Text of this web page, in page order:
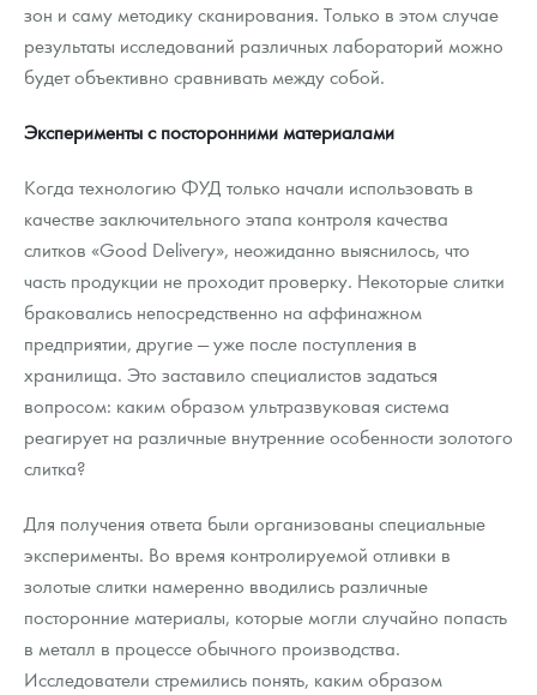
зон и саму методику сканирования. Только в этом случае
результаты исследований различных лабораторий можно
будет объективно сравнивать между собой.
Эксперименты с посторонними материалами
Когда технологию ФУД только начали использовать в
качестве заключительного этапа контроля качества
слитков «Good Delivery», неожиданно выяснилось, что
часть продукции не проходит проверку. Некоторые слитки
браковались непосредственно на аффинажном
предприятии, другие — уже после поступления в
хранилища. Это заставило специалистов задаться
вопросом: каким образом ультразвуковая система
реагирует на различные внутренние особенности золотого
слитка?
Для получения ответа были организованы специальные
эксперименты. Во время контролируемой отливки в
золотые слитки намеренно вводились различные
посторонние материалы, которые могли случайно попасть
в металл в процессе обычного производства.
Исследователи стремились понять, каким образом